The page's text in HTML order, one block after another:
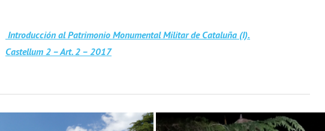
Introducción al Patrimonio Monumental Militar de Cataluña (I).
Castellum 2 – Art. 2 – 2017